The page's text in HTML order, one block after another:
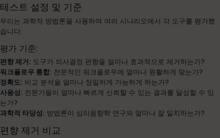
테스트 설정 및 기준
우리는 과학적 방법론을 사용하여 여러 시나리오에서 각 도구를 평가했
습니다:
평가 기준:
편향 제거: 도구가 의사결정 편향을 얼마나 효과적으로 제거하는가?
워크플로우 통합: 전문적인 워크플로우에 얼마나 원활하게 맞는가?
정확도: 비교 분석을 얼마나 정밀하게 가능하게 하는가?
사용성: 전문가들이 얼마나 빠르게 신뢰할 수 있는 결과를 달성할 수 있
는가?
과학적 타당성: 방법론이 심리음향학 연구와 얼마나 잘 일치하는가?
편향 제거 비교